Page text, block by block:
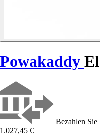
Powakaddy
Bezahlen
1.027,45 €